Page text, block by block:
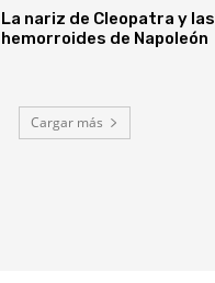
La nariz de Cleopatra y las
hemorroides de Napoleón
Cargar más